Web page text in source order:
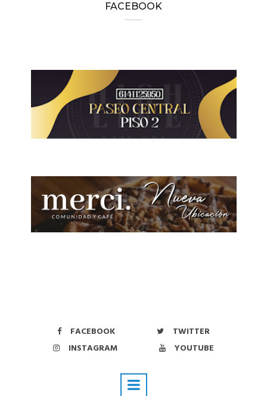
FACEBOOK
FACEBOOK
TWITTER
INSTAGRAM
YOUTUBE